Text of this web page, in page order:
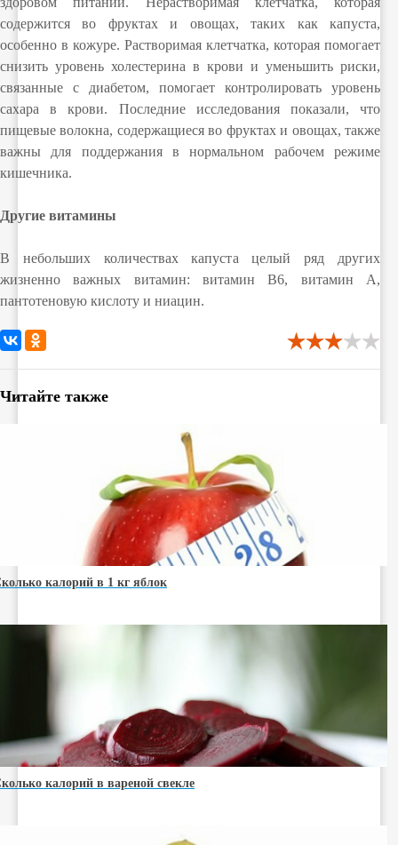
содержится во фруктах и овощах, таких как капуста,
особенно в кожуре. Растворимая клетчатка, которая помогает
снизить уровень холестерина в крови и уменьшить риски,
связанные с диабетом, помогает контролировать уровень
сахара в крови. Последние исследования показали, что
пищевые волокна, содержащиеся во фруктах и овощах, также
важны для поддержания в нормальном рабочем режиме
кишечника.
Другие витамины
В небольших количествах капуста целый ряд других
жизненно важных витамин: витамин B6, витамин A,
пантотеновую кислоту и ниацин.
Читайте также
калорий в 1 кг яблок
калорий в вареной свекле